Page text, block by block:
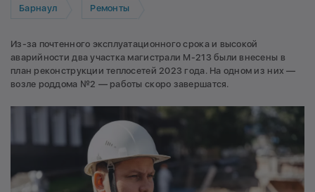
Барнаул Ремонты
Из-за почтенного эксплуатационного срока и высокой
аварийности два участка магистрали М-213 были внесены в
план реконструкции теплосетей 2023 года. На одном из них —
возле роддома №2 — работы скоро завершатся.